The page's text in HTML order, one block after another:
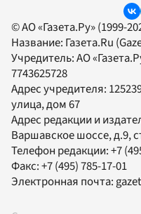
© АО «Газета.Ру» (1999-
Название: Газета.Ru
Учредитель:АО
7743625728
Адрес учредителя:
улица, дом 67
Адрес редакции и
Варшавское шоссе, д.9,
Телефон редакции:+7
Факс:+7 (495) 785-17-01
Электронная почта: